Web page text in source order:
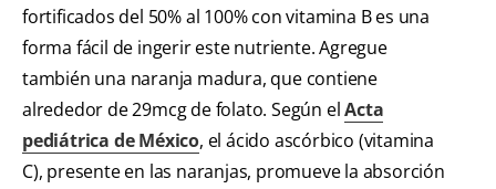
fortificados del 50% al 100% con vitamina B es una
forma fácil de ingerir este nutriente. Agregue
también una naranja madura, que contiene
alrededor de 29mcg de folato. Según elActa
pediátrica de México, el ácido ascórbico (vitamina
C), presente en las naranjas, promueve la absorción